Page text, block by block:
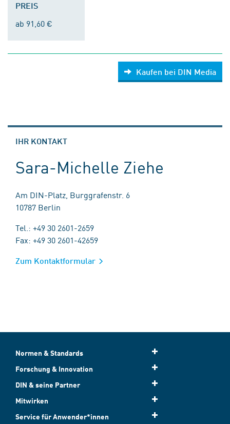
PREIS
ab 91,60 €
Kaufen bei DIN Media
IHR KONTAKT
Sara-Michelle Ziehe
Am DIN-Platz, Burggrafenstr. 6
10787 Berlin
Tel.: +49 30 2601-2659
Fax: +49 30 2601-42659
Zum Kontaktformular
Normen & Standards
Forschung & Innovation
DIN & seine Partner
Mitwirken
Service für Anwender*innen